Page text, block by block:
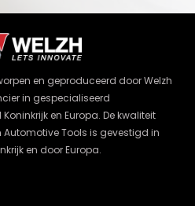
en geproduceerd door Welzh
in gespecialiseerd
en Europa. De kwaliteit
Automotive Tools is gevestigd in
en door Europa.